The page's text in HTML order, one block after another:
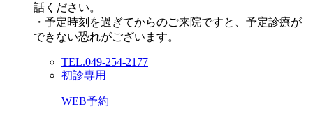
話ください。
・予定時刻を過ぎてからのご来院ですと、予定診療が
できない恐れがございます。
TEL.049-254-2177
初診専用
WEB予約